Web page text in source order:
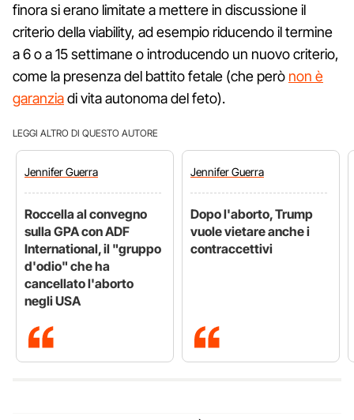
finora si erano limitate a mettere in discussione il
criterio della viability, ad esempio riducendo il termine
a 6 o a 15 settimane o introducendo un nuovo criterio,
come la presenza del battito fetale (che però non è
garanziadi vita autonoma del feto).
LEGGI ALTRO DI QUESTO AUTORE
JenniferGuerra
Roccella al convegno
sulla GPA con ADF
International, il "gruppo
d'odio" che ha
cancellato l'aborto
negli USA
JenniferGuerra
Dopo l'aborto, Trump
vuole vietare anche i
contraccettivi